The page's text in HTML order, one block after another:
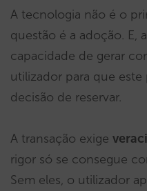
A tecnologia não é o
questão é a adoção. E,
capacidade de gerar
utilizador para que este
decisão de reservar.
A transação exige
rigor só se consegue
Sem eles, o utilizador